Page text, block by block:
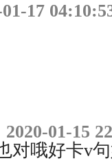
17
2020-01-15
对哦好卡v